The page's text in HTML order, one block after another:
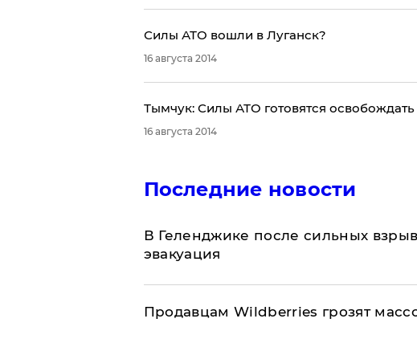
Силы АТО вошли в Луганск?
16 августа 2014
Тымчук: Силы АТО готовятся освобождать
16 августа 2014
Последние новости
В Геленджике после сильных
эвакуация
Продавцам Wildberries грозят